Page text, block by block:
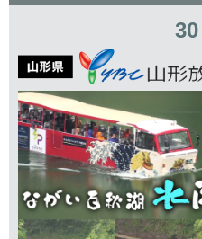
30